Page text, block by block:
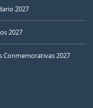
2027
2027
Conmemorativas 2027